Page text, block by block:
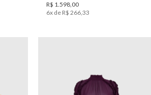
R$ 1.598,00
6x de R$ 266,33